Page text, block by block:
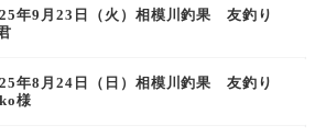
年9月23日（火）相模川釣果 友釣り
年8月24日（日）相模川釣果 友釣り
様